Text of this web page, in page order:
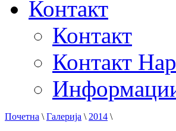
Контакт
Контакт
Контакт
Почетна \Галерија \2014 \